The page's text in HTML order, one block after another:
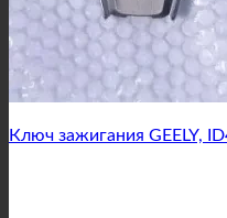
Ключ зажигания GEELY,